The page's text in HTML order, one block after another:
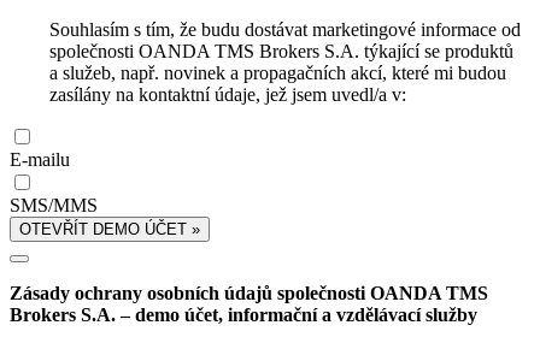
Souhlasím s tím, že budu dostávat marketingové informace od
společnosti OANDA TMS Brokers S.A. týkající se produktů
a služeb, např. novinek a propagačních akcí, které mi budou
zasílány na kontaktní údaje, jež jsem uvedl/a v:
E-mailu
SMS/MMS
OTEVŘÍT DEMO ÚČET »
Zásady ochrany osobních údajů společnosti OANDA TMS
Brokers S.A. – demo účet, informační a vzdělávací služby